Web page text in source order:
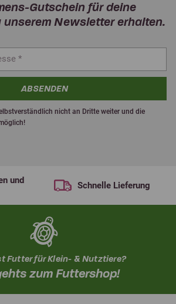
Gutschein für deine
unserem Newsletter erhalten.
ABSENDEN
nicht an Dritte weiter und die
und
Schnelle Lieferung
Futter für Klein- & Nutztiere?
zum Futtershop!